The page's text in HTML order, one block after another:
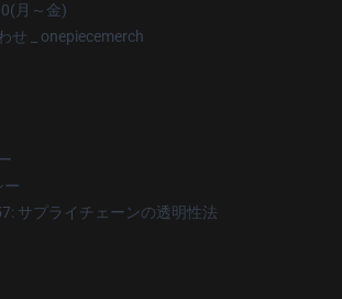
月～金)
せ _ onepiecemerch
ー
サプライチェーンの透明性法